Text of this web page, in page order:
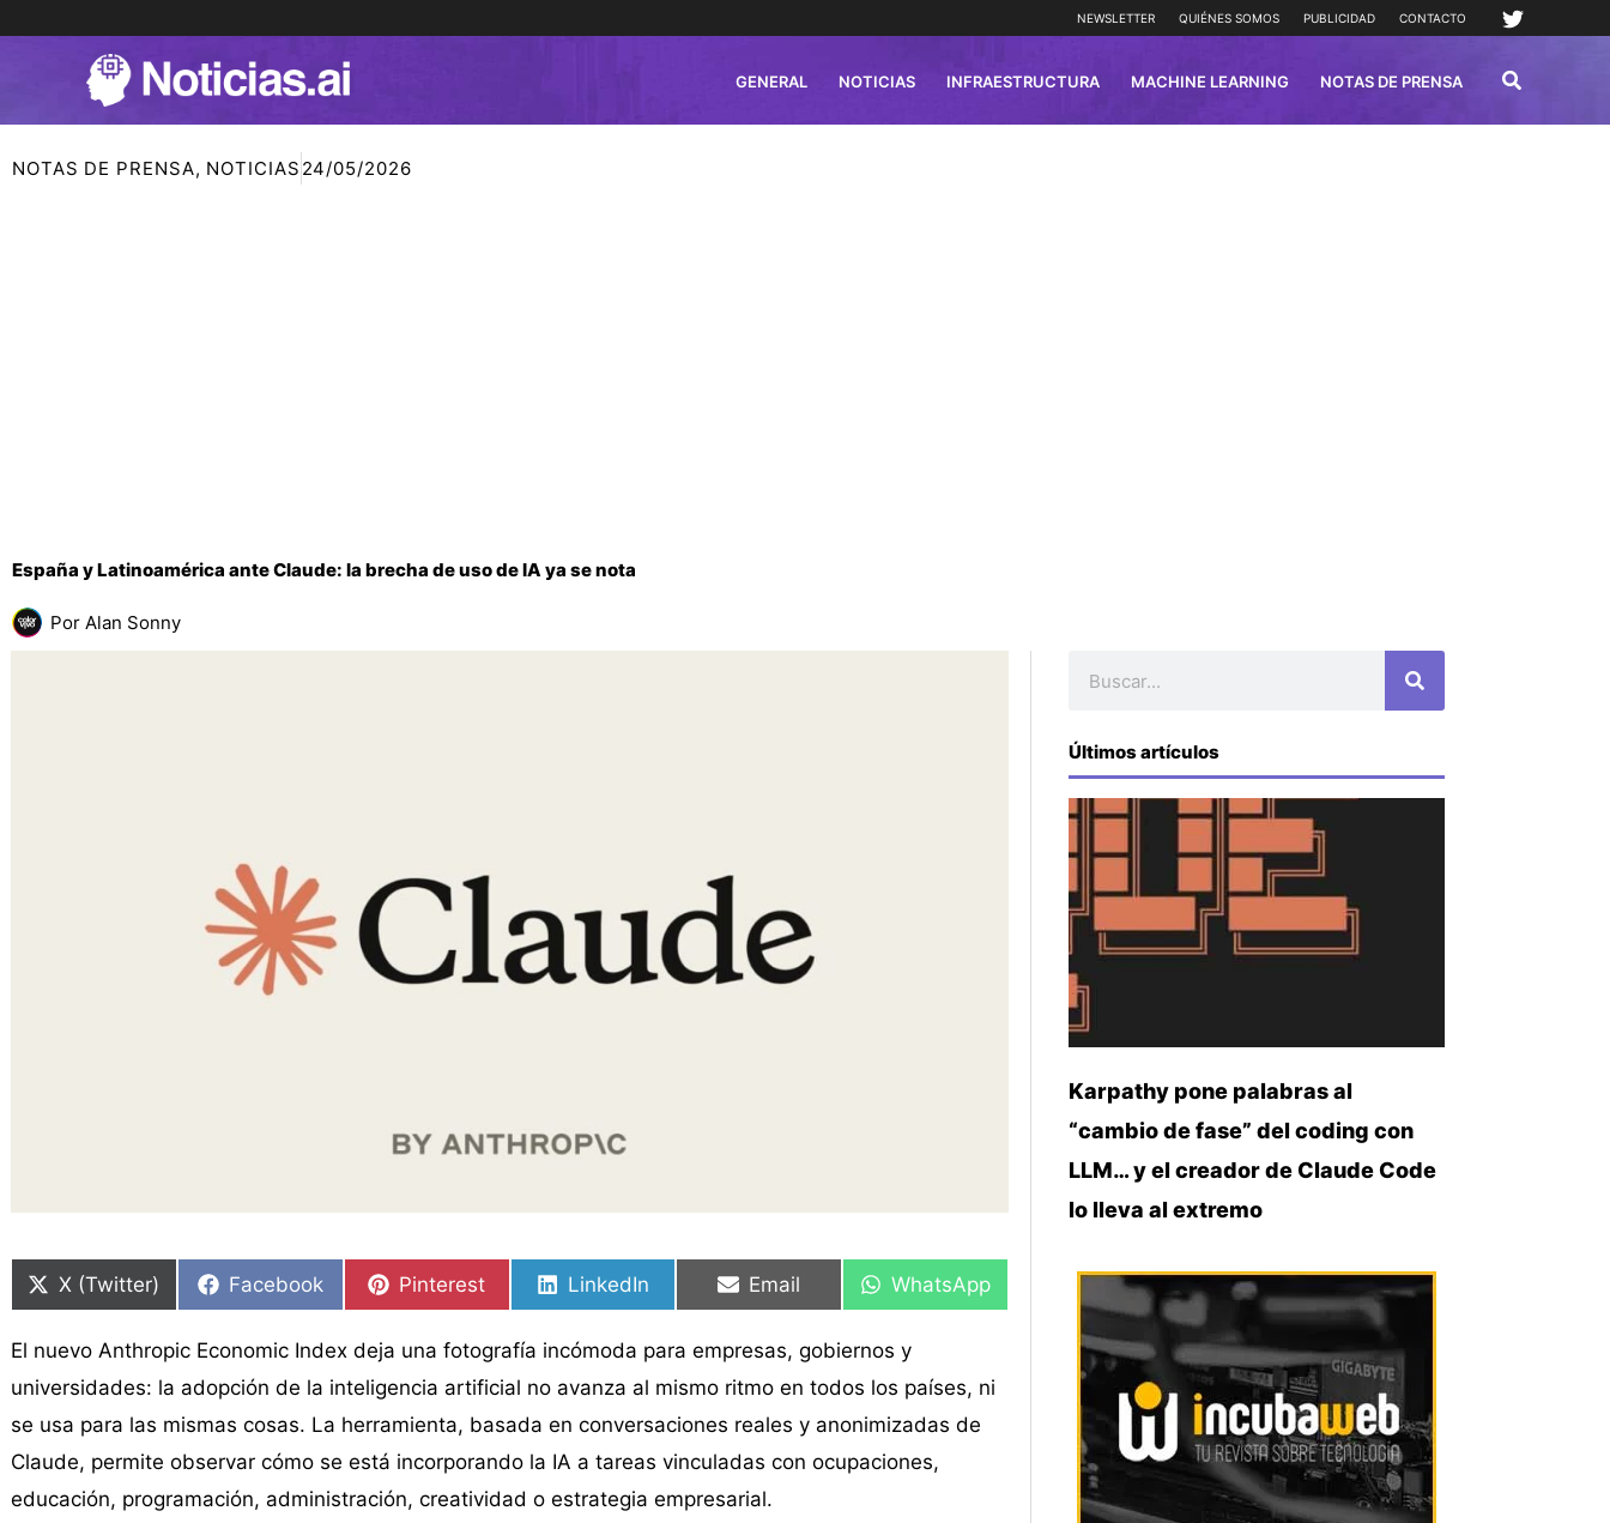
NEWSLETTER QUIÉNES SOMOS PUBLICIDAD CONTACTO
GENERAL NOTICIAS INFRAESTRUCTURA MACHINE LEARNING NOTAS DE PRENSA
NOTAS DE PRENSA, NOTICIAS 24/05/2026
España y Latinoamérica ante Claude: la brecha de uso de IA ya se nota
Por Alan Sonny
en
X (Twitter)
en
Facebook
en
Pinterest
en
LinkedIn
en
Email
en
WhatsApp
El nuevo Anthropic Economic Index deja una fotografía incómoda para empresas, gobiernos y
universidades: la adopción de la inteligencia artificial no avanza al mismo ritmo en todos los países, ni
se usa para las mismas cosas. La herramienta, basada en conversaciones reales y anonimizadas de
Claude, permite observar cómo se está incorporando la IA a tareas vinculadas con ocupaciones,
educación, programación, administración, creatividad o estrategia empresarial.
en
en
en
en
en
en
Últimos artículos
Karpathy pone palabras al
“cambio de fase” del coding con
LLM… y el creador de Claude Code
lo lleva al extremo